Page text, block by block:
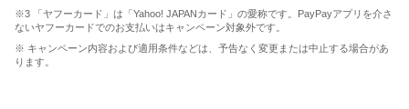
※3 「ヤフーカード」は「Yahoo! JAPANカード」の愛称です。PayPayアプリを介さ
ないヤフーカードでのお支払いはキャンペーン対象外です。
※ キャンペーン内容および適用条件などは、予告なく変更または中止する場合があ
ります。